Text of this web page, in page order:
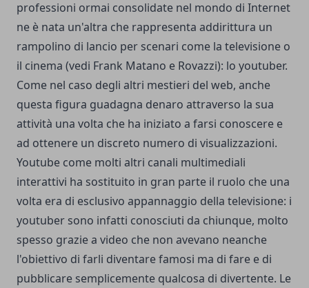
professioni ormai consolidate nel mondo di Internet
ne è nata un'altra che rappresenta addirittura un
rampolino di lancio per scenari come la televisione o
il cinema (vedi Frank Matano e Rovazzi): lo youtuber.
Come nel caso degli altri mestieri del web, anche
questa figura guadagna denaro attraverso la sua
attività una volta che ha iniziato a farsi conoscere e
ad ottenere un discreto numero di visualizzazioni.
Youtube come molti altri canali multimediali
interattivi ha sostituito in gran parte il ruolo che una
volta era di esclusivo appannaggio della televisione: i
youtuber sono infatti conosciuti da chiunque, molto
spesso grazie a video che non avevano neanche
l'obiettivo di farli diventare famosi ma di fare e di
pubblicare semplicemente qualcosa di divertente. Le